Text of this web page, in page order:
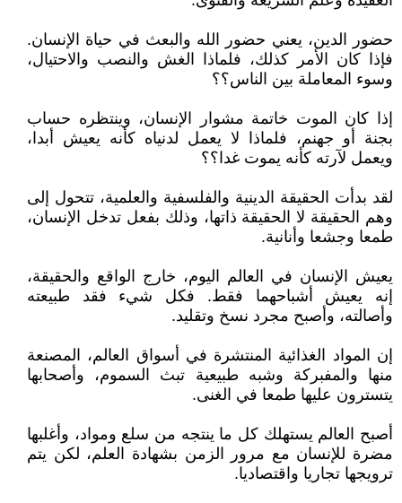
حضور الدين، يعني حضور الله والبعث في حياة الإنسان.
فإذا كان الأمر كذلك، فلماذا الغش والنصب والاحتيال،
وسوء المعاملة بين الناس؟؟
إذا كان الموت خاتمة مشوار الإنسان، وينتظره حساب
بجنة أو جهنم، فلماذا لا يعمل لدنياه كأنه يعيش أبدا،
ويعمل لآرته كأنه يموت غدا؟؟
لقد بدأت الحقيقة الدينية والفلسفية والعلمية، تتحول إلى
وهم الحقيقة لا الحقيقة ذاتها، وذلك بفعل تدخل الإنسان،
طمعا وجشعا وأنانية.
يعيش الإنسان في العالم اليوم، خارج الواقع والحقيقة،
إنه يعيش أشباحهما فقط. فكل شيء فقد طبيعته
وأصالته، وأصبح مجرد نسخ وتقليد.
إن المواد الغذائية المنتشرة في أسواق العالم، المصنعة
منها والمفبركة وشبه طبيعية تبث السموم، وأصحابها
يتسترون عليها طمعا في الغنى.
أصبح العالم يستهلك كل ما ينتجه من سلع ومواد، وأغلبها
مضرة للإنسان مع مرور الزمن بشهادة العلم، لكن يتم
ترويجها تجاريا واقتصاديا.